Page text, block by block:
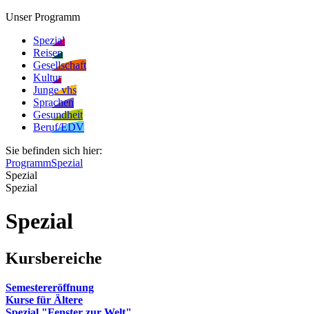
Unser Programm
Spezial
Reisen
Gesellschaft
Kultur
Junge vhs
Sprachen
Gesundheit
Beruf/EDV
Sie befinden sich hier:
ProgrammSpezial
Spezial
Spezial
Spezial
Kursbereiche
Semestereröffnung
Kurse für Ältere